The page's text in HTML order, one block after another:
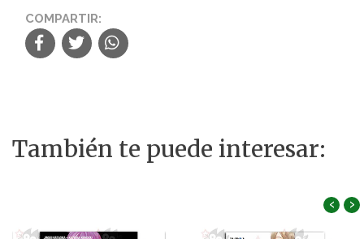
COMPARTIR:
También te puede interesar:
‹ ›